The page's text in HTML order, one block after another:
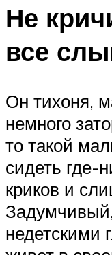
Не
все
Он тихоня,
немного
то такой
сидеть где-
криков и
недетскими